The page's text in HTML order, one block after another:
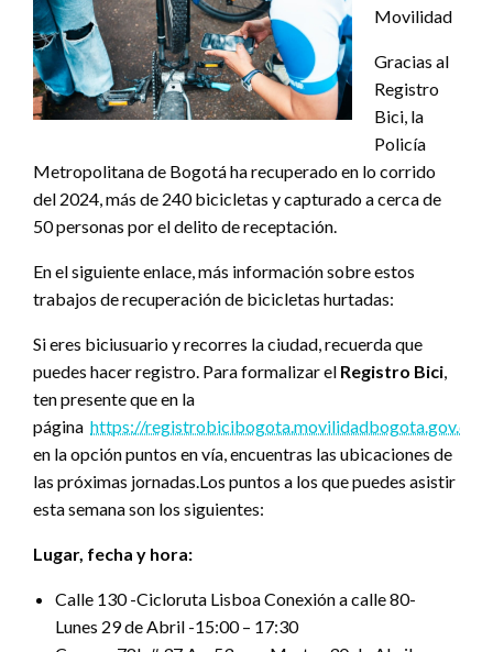
Movilidad
Gracias al
Registro
Bici, la
Policía
Metropolitana de Bogotá ha recuperado en lo corrido
del 2024, más de 240 bicicletas y capturado a cerca de
50 personas por el delito de receptación.
En el siguiente enlace, más información sobre estos
trabajos de recuperación de bicicletas hurtadas:
Si eres biciusuario y recorres la ciudad, recuerda que
puedes hacer registro. Para formalizar el Registro Bici,
ten presente que en la
página https://registrobicibogota.movilidadbogota.gov.co
en la opción puntos en vía, encuentras las ubicaciones de
las próximas jornadas.Los puntos a los que puedes asistir
esta semana son los siguientes:
Lugar, fecha y hora:
Calle 130 -Cicloruta Lisboa Conexión a calle 80-
Lunes 29 de Abril -15:00 – 17:30